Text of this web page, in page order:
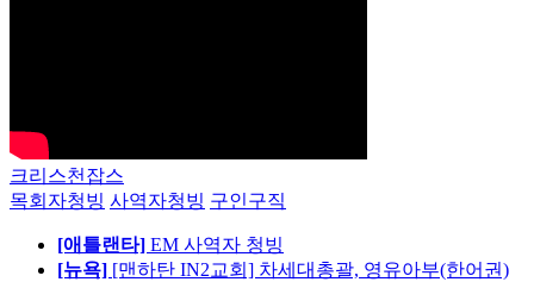
크리스천잡스
목회자청빙 사역자청빙 구인구직
[애틀랜타] EM 사역자 청빙
[뉴욕] [맨하탄 IN2교회] 차세대총괄, 영유아부(한어권)